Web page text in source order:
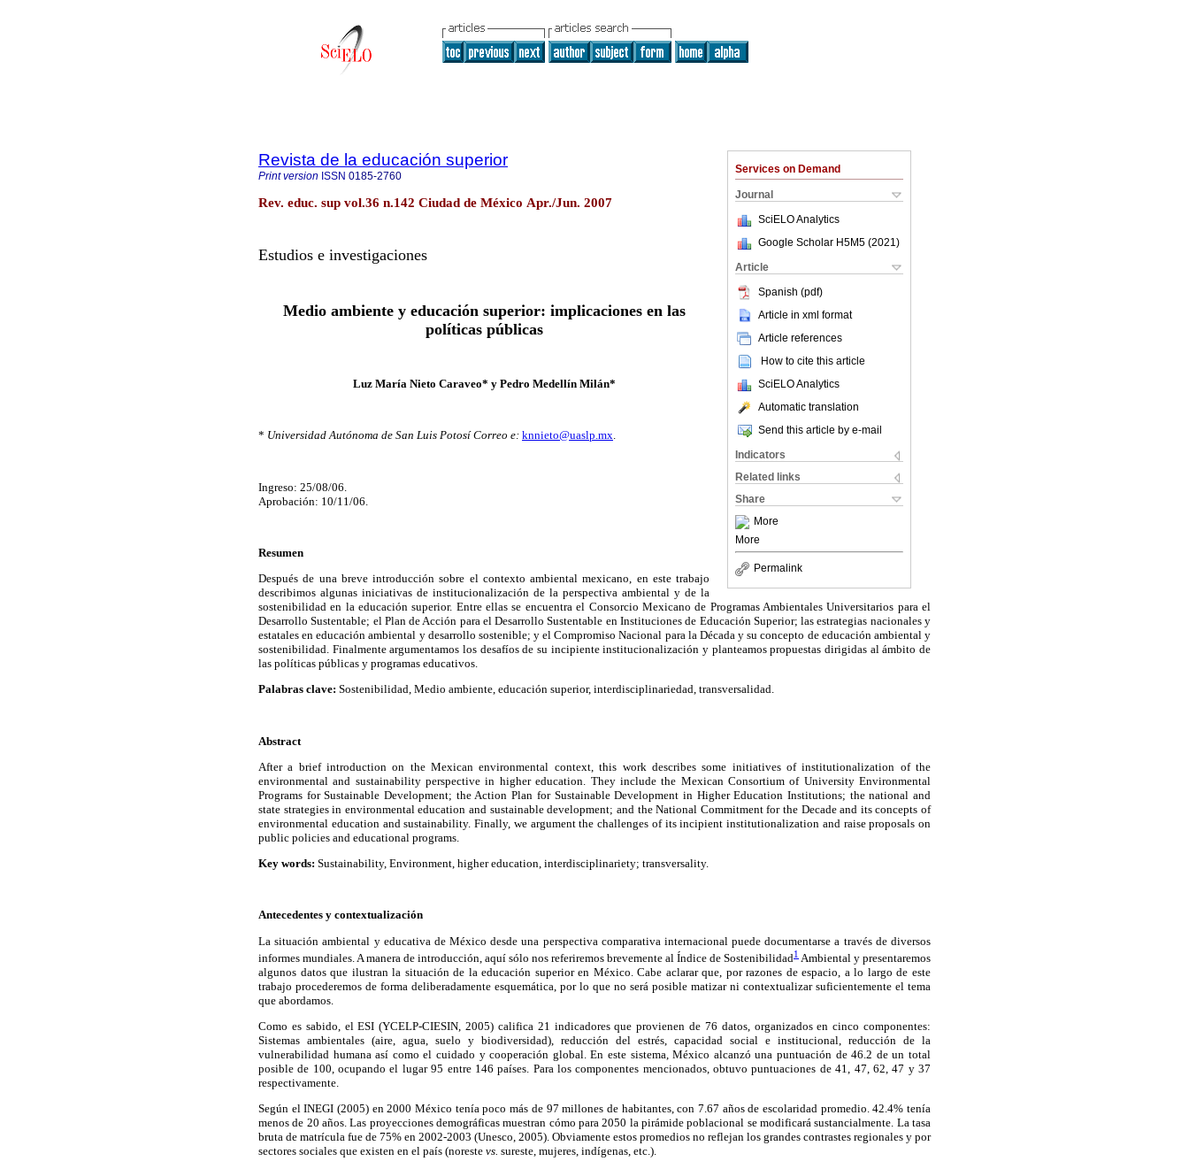
Services on Demand
Journal
SciELO Analytics
Google Scholar H5M5 (2021 )
Article
Spanish (pdf)
Article in xml format
Article references
How to cite this article
SciELO Analytics
Automatic translation
Send this article by e-mail
Indicators
Related links
Share
More
More
Permalink
Revista de la educación superior
Print version ISSN 0185-2760
Rev. educ. sup vol.36 n.142 Ciudad de México Apr./Jun. 2007
Estudios e investigaciones
Medio ambiente y educación superior: implicaciones en las
políticas públicas
Luz María Nieto Caraveo* y Pedro Medellín Milán*
* Universidad Autónoma de San Luis Potosí Correo e: knnieto@uaslp.mx.
Ingreso: 25/08/06.
Aprobación: 10/11/06.
Resumen
Después de una breve introducción sobre el contexto ambiental mexicano, en este trabajo
describimos algunas iniciativas de institucionalización de la perspectiva ambiental y de la
sostenibilidad en la educación superior. Entre ellas se encuentra el Consorcio Mexicano de Programas Ambientales Universitarios para el
Desarrollo Sustentable; el Plan de Acción para el Desarrollo Sustentable en Instituciones de Educación Superior; las estrategias nacionales y
estatales en educación ambiental y desarrollo sostenible; y el Compromiso Nacional para la Década y su concepto de educación ambiental y
sostenibilidad. Finalmente argumentamos los desafíos de su incipiente institucionalización y planteamos propuestas dirigidas al ámbito de
las políticas públicas y programas educativos.
Palabras clave: Sostenibilidad, Medio ambiente, educación superior, interdisciplinariedad, transversalidad.
Abstract
After a brief introduction on the Mexican environmental context, this work describes some initiatives of institutionalization of the
environmental and sustainability perspective in higher education. They include the Mexican Consortium of University Environmental
Programs for Sustainable Development; the Action Plan for Sustainable Development in Higher Education Institutions; the national and
state strategies in environmental education and sustainable development; and the National Commitment for the Decade and its concepts of
environmental education and sustainability. Finally, we argument the challenges of its incipient institutionalization and raise proposals on
public policies and educational programs.
Key words: Sustainability, Environment, higher education, interdisciplinariety; transversality.
Antecedentes y contextualización
La situación ambiental y educativa de México desde una perspectiva comparativa internacional puede documentarse a través de diversos
informes mundiales. A manera de introducción, aquí sólo nos referiremos brevemente al Índice de Sostenibilidad1 Ambiental y presentaremos
algunos datos que ilustran la situación de la educación superior en México. Cabe aclarar que, por razones de espacio, a lo largo de este
trabajo procederemos de forma deliberadamente esquemática, por lo que no será posible matizar ni contextualizar suficientemente el tema
que abordamos.
Como es sabido, el ESI (YCELP-CIESIN, 2005) califica 21 indicadores que provienen de 76 datos, organizados en cinco componentes:
Sistemas ambientales (aire, agua, suelo y biodiversidad), reducción del estrés, capacidad social e institucional, reducción de la
vulnerabilidad humana así como el cuidado y cooperación global. En este sistema, México alcanzó una puntuación de 46.2 de un total
posible de 100, ocupando el lugar 95 entre 146 países. Para los componentes mencionados, obtuvo puntuaciones de 41, 47, 62, 47 y 37
respectivamente.
Según el INEGI (2005) en 2000 México tenía poco más de 97 millones de habitantes, con 7.67 años de escolaridad promedio. 42.4% tenía
menos de 20 años. Las proyecciones demográficas muestran cómo para 2050 la pirámide poblacional se modificará sustancialmente. La tasa
bruta de matrícula fue de 75% en 2002-2003 (Unesco, 2005). Obviamente estos promedios no reflejan los grandes contrastes regionales y por
sectores sociales que existen en el país (noreste vs. sureste, mujeres, indígenas, etc.).